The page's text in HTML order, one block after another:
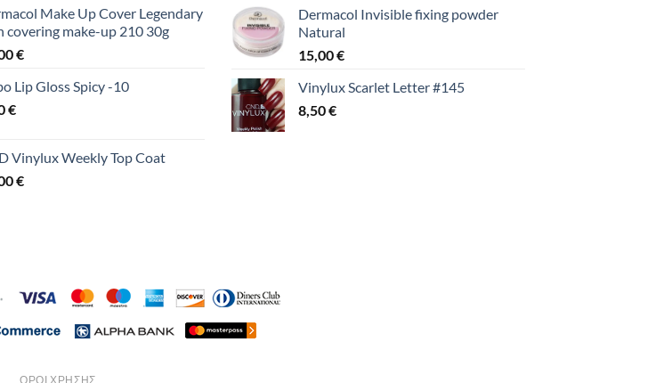
Make Up Cover Legendary
covering make-up 210 30g
€
Lip Gloss Spicy -10
€
Vinylux Weekly Top Coat
€
Dermacol Invisible fixing powder
Natural
15,00€
Vinylux Scarlet Letter #145
8,50€
ΌΡΟΙ ΧΡΉΣΗΣ